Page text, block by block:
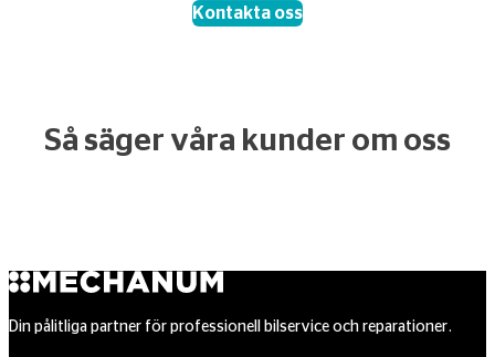
Kontakta oss
Så säger våra kunder om oss
Din pålitliga partner för professionell bilservice och reparationer.